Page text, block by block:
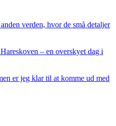
verden, hvor de små detaljer
– en overskyet dag i
er jeg klar til at komme ud med